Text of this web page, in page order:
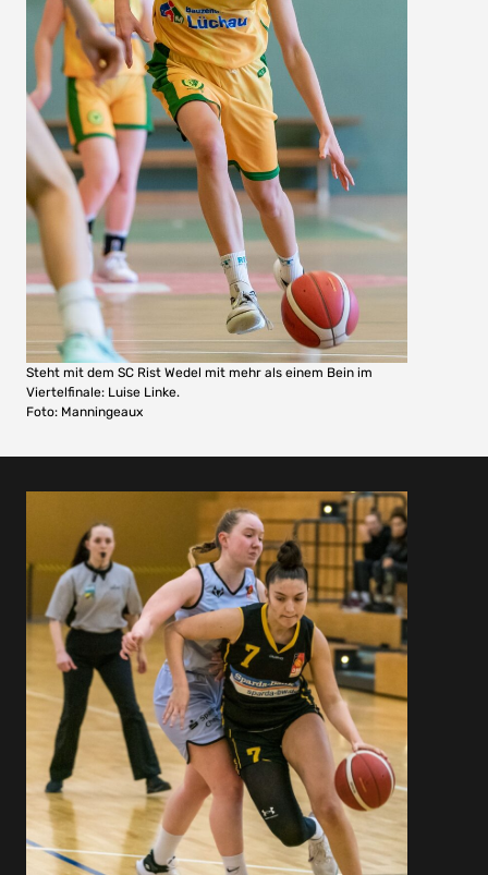
Steht mit dem SC Rist Wedel mit mehr als einem Bein im
Viertelfinale: Luise Linke.
Foto: Manningeaux